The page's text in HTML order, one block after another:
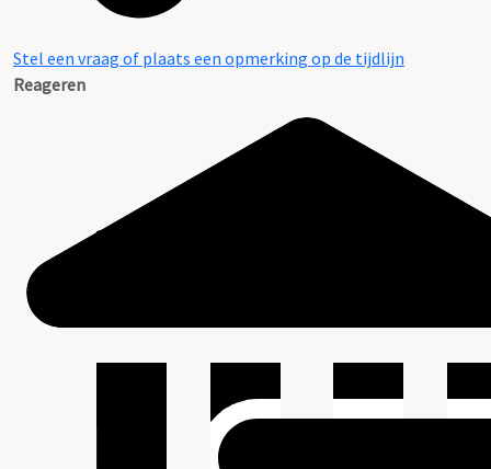
Stel een vraag of plaats een opmerking op de tijdlijn
Reageren